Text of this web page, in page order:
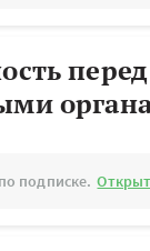
перед
подписке.